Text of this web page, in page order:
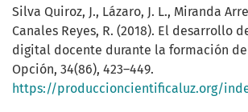
Silva Quiroz, J., Lázaro, J. L., Miranda
Canales Reyes, R. (2018). El desarrollo
digital docente durante la formación
Opción, 34(86), 423–449.
https://produccioncientificaluz.org/index.php/opcion/